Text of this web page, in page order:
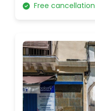
Free cancellation